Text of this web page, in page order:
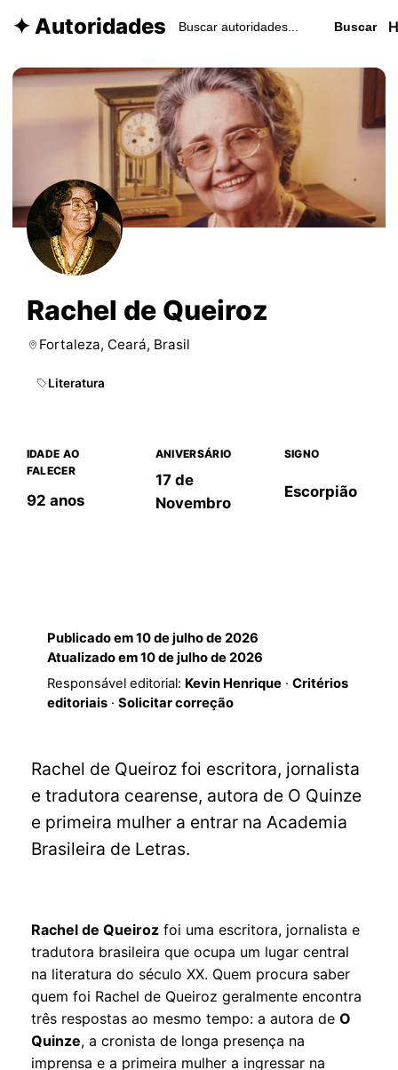
✦ Autoridades Buscar
Rachel de Queiroz
Fortaleza, Ceará, Brasil
Literatura
IDADE AO
FALECER
92 anos
ANIVERSÁRIO
17 de
Novembro
SIGNO
Escorpião
Publicado em10 de julho de 2026
Atualizado em10 de julho de 2026
Responsável editorial: Kevin Henrique· Critérios
editoriais· Solicitar correção
Rachel de Queiroz foi escritora, jornalista
e tradutora cearense, autora de O Quinze
e primeira mulher a entrar na Academia
Brasileira de Letras.
Rachel de Queiroz foi uma escritora, jornalista e
tradutora brasileira que ocupa um lugar central
na literatura do século XX. Quem procura saber
quem foi Rachel de Queiroz geralmente encontra
três respostas ao mesmo tempo: a autora deO
Quinze, a cronista de longa presença na
imprensa e a primeira mulher a ingressar na